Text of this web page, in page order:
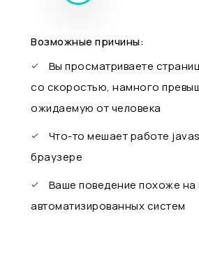
Возможные причины:
Вы просматриваете
со скоростью, намного
ожидаемую от человека
Что-то мешает работе
браузере
Ваше поведение похоже на
автоматизированных систем